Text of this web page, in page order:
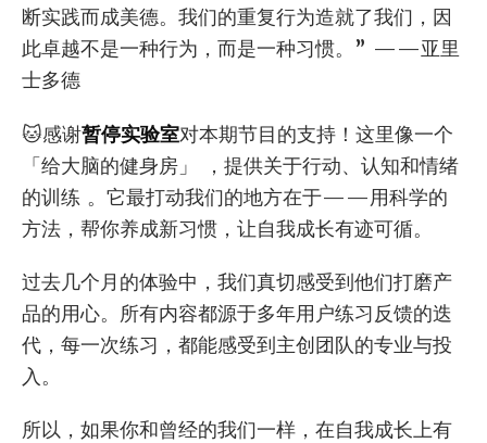
断实践而成美德。我们的重复行为造就了我们，因
此卓越不是一种行为，而是一种习惯。” ——亚里
士多德
🐱感谢暂停实验室对本期节目的支持！这里像一个
「给大脑的健身房」 ，提供关于行动、认知和情绪
的训练 。它最打动我们的地方在于——用科学的
方法，帮你养成新习惯，让自我成长有迹可循。
过去几个月的体验中，我们真切感受到他们打磨产
品的用心。所有内容都源于多年用户练习反馈的迭
代，每一次练习，都能感受到主创团队的专业与投
入。
所以，如果你和曾经的我们一样，在自我成长上有